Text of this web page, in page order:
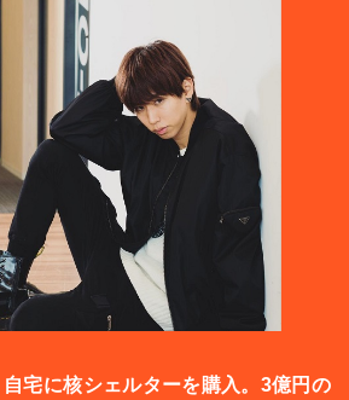
宅に核シェルターを購入。3億円の